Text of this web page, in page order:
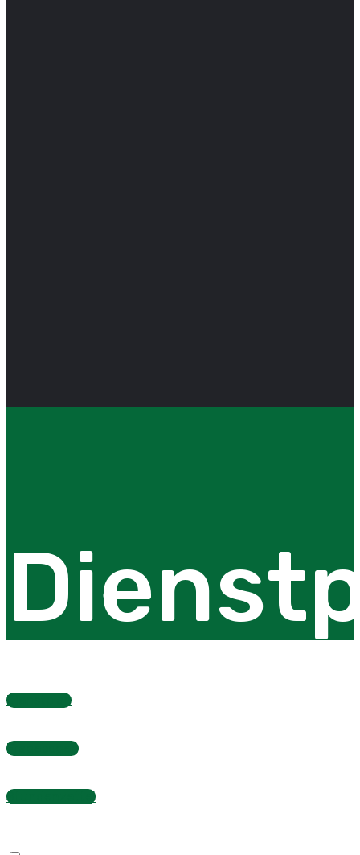
Dienstplan
Fragebogen
Stundenzettel